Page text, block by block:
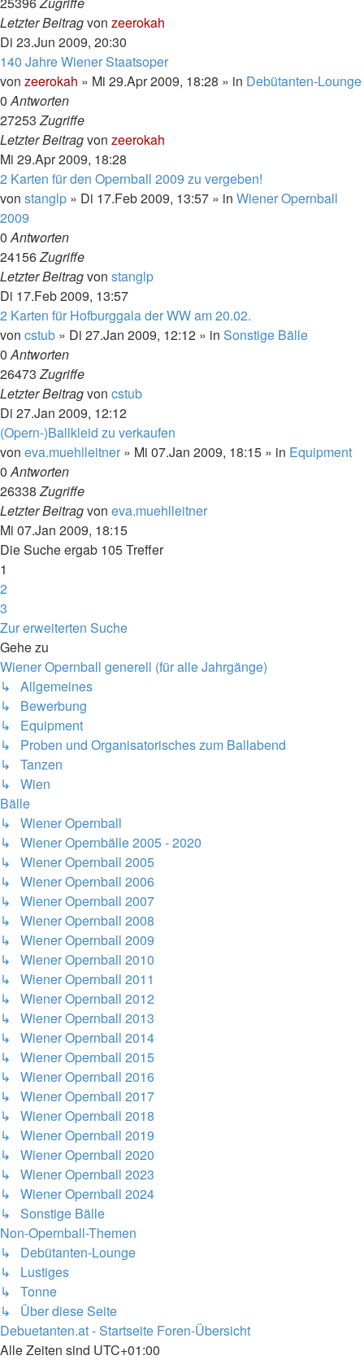
Letzter Beitragvon zeerokah
Di 23.Jun 2009, 20:30
140 Jahre Wiener Staatsoper
von zeerokah » Mi 29.Apr 2009, 18:28 » in Debütanten-Lounge
0Antworten
27253Zugriffe
Letzter Beitragvon zeerokah
Mi 29.Apr 2009, 18:28
2 Karten für den Opernball 2009 zu vergeben!
von stanglp » Di 17.Feb 2009, 13:57 » in Wiener Opernball
2009
0Antworten
24156Zugriffe
Letzter Beitragvon stanglp
Di 17.Feb 2009, 13:57
2 Karten für Hofburggala der WW am 20.02.
von cstub » Di 27.Jan 2009, 12:12 » in Sonstige Bälle
0Antworten
26473Zugriffe
Letzter Beitragvon cstub
Di 27.Jan 2009, 12:12
(Opern-)Ballkleid zu verkaufen
von eva.muehlleitner » Mi 07.Jan 2009, 18:15 » in Equipment
0Antworten
26338Zugriffe
Letzter Beitragvon eva.muehlleitner
Mi 07.Jan 2009, 18:15
Die Suche ergab 105 Treffer
1
2
3
Nächste
Zur erweiterten Suche
Gehe zu
Wiener Opernball generell (für alle Jahrgänge)
↳ Allgemeines
↳ Bewerbung
↳ Equipment
↳ Proben und Organisatorisches zum Ballabend
↳ Tanzen
↳ Wien
Bälle
↳ Wiener Opernball
↳ Wiener Opernbälle 2005 - 2020
↳ Wiener Opernball 2005
↳ Wiener Opernball 2006
↳ Wiener Opernball 2007
↳ Wiener Opernball 2008
↳ Wiener Opernball 2009
↳ Wiener Opernball 2010
↳ Wiener Opernball 2011
↳ Wiener Opernball 2012
↳ Wiener Opernball 2013
↳ Wiener Opernball 2014
↳ Wiener Opernball 2015
↳ Wiener Opernball 2016
↳ Wiener Opernball 2017
↳ Wiener Opernball 2018
↳ Wiener Opernball 2019
↳ Wiener Opernball 2020
↳ Wiener Opernball 2023
↳ Wiener Opernball 2024
↳ Sonstige Bälle
Non-Opernball-Themen
↳ Debütanten-Lounge
↳ Lustiges
↳ Tonne
↳ Über diese Seite
Debuetanten.at - Startseite Foren-Übersicht
Alle Zeiten sind UTC+01:00